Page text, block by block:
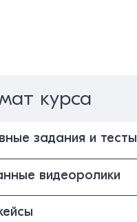
курса
задания и тесты
видеоролики